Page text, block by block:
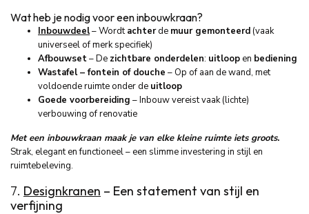
Wat heb je nodig voor een inbouwkraan?
Inbouwdeel– Wordtachterde muur gemonteerd(vaak
universeel of merk specifiek)
Afbouwset– De zichtbare onderdelen: uitloopen bediening
Wastafel – fontein of douche – Op of aan de wand, met
voldoende ruimte onder de uitloop
Goede voorbereiding – Inbouw vereist vaak (lichte)
verbouwing of renovatie
Met een inbouwkraan maak je van elke kleine ruimte iets groots.
Strak, elegant en functioneel – een slimme investering in stijl en
ruimtebeleving.
7. Designkranen – Een statement van stijl en
verfijning